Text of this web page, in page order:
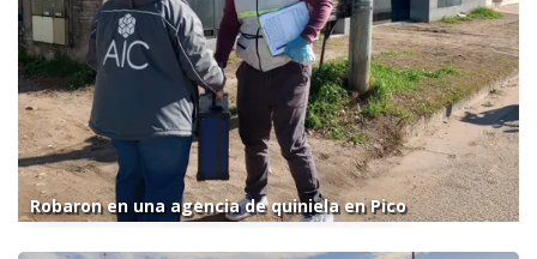
Robaron en una agencia de quiniela en Pico